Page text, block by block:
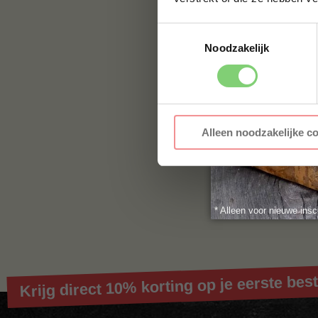
Noodzakelijk
Alleen noodzakelijke
Voor vragen of
jouw vraag hier
naar:
* Alleen voor nieuwe
Krijg direct 10% korting op je eerste